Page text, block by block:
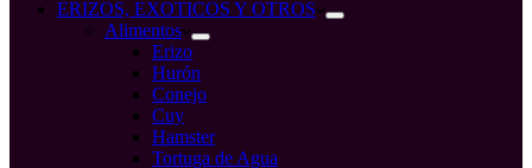
ERIZOS, EXOTICOS Y OTROS
Alimentos
Erizo
Hurón
Conejo
Cuy
Hamster
Tortuga de Agua